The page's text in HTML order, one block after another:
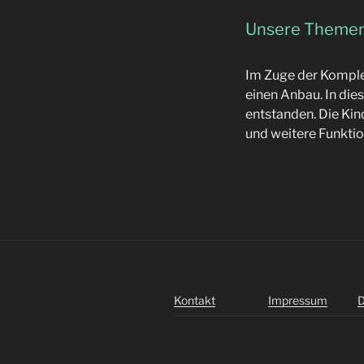
Unsere
Im Zuge der
einen Anbau. In
entstanden. Die
und weitere
Kontakt Impressum